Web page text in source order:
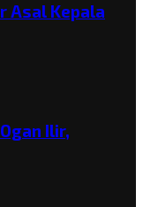
Asal Kepala
Ilir,